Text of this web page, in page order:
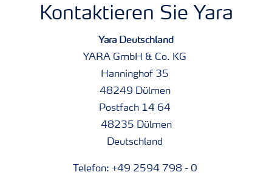
Kontaktieren Sie Yara
Yara Deutschland
YARA GmbH & Co. KG
Hanninghof 35
48249 Dülmen
Postfach 14 64
48235 Dülmen
Deutschland
Telefon: +49 2594 798 - 0